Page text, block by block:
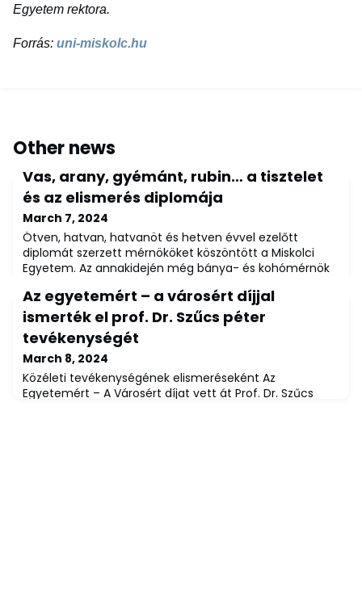
Egyetem rektora.
Forrás: uni-miskolc.hu
Other news
Vas, arany, gyémánt, rubin… a tisztelet
és az elismerés diplomája
March 7, 2024
Ötven, hatvan, hatvanöt és hetven évvel ezelőtt
diplomát szerzett mérnököket köszöntött a Miskolci
Egyetem. Az annakidején még bánya- és kohómérnök
jubileumi oklevéllel ismerte el az Alma Mater.„Egy
egyetem történetében, hírnevének formálásában
komoly szerepe van annak, hogy az intézményből
kikerülő diplomások hogyan állják meg helyüket
szakmáju
Az egyetemért – a városért díjjal
ismerték el prof. Dr. Szűcs péter
tevékenységét
March 8, 2024
Közéleti tevékenységének elismeréseként Az
Egyetemért – A Városért díjat vett át Prof. Dr. Szűcs